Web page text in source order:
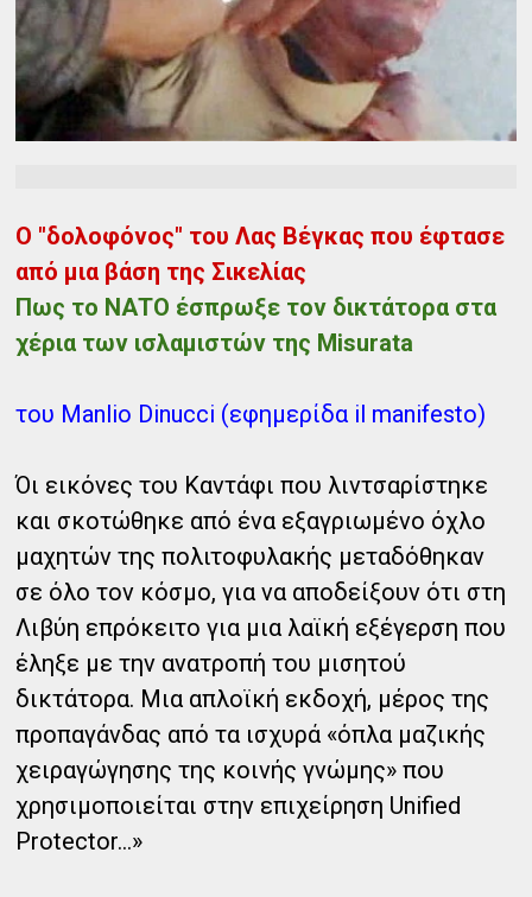
Ο "δολοφόνος" του Λας Βέγκας που έφτασε
από μια βάση της Σικελίας
Πως το ΝΑΤΟ έσπρωξε τον δικτάτορα στα
χέρια των ισλαμιστών της Misurata
του Manlio Dinucci (εφημερίδα il manifesto)
Όι εικόνες του Καντάφι που λιντσαρίστηκε
και σκοτώθηκε από ένα εξαγριωμένο όχλο
μαχητών της πολιτοφυλακής μεταδόθηκαν
σε όλο τον κόσμο, για να αποδείξουν ότι στη
Λιβύη επρόκειτο για μια λαϊκή εξέγερση που
έληξε με την ανατροπή του μισητού
δικτάτορα. Μια απλοϊκή εκδοχή, μέρος της
προπαγάνδας από τα ισχυρά «όπλα μαζικής
χειραγώγησης της κοινής γνώμης» που
χρησιμοποιείται στην επιχείρηση Unified
Protector...»